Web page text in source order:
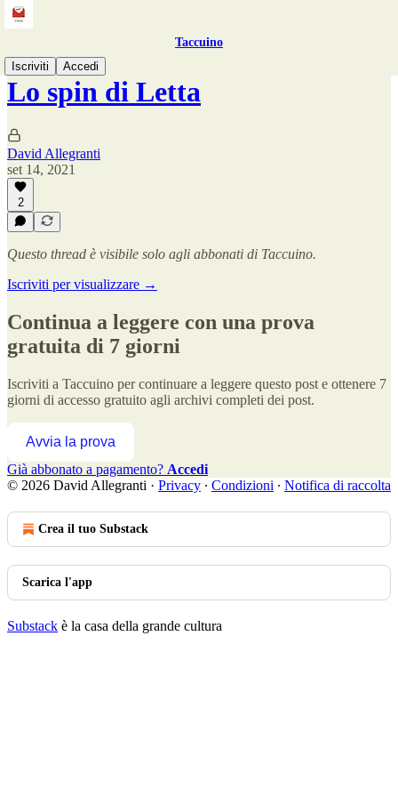
Taccuino
Iscriviti
Accedi
Lo spin di Letta
David Allegranti
set 14, 2021
2
Questo thread è visibile solo agli abbonati di Taccuino.
Iscriviti per visualizzare →
Continua a leggere con una prova
gratuita di 7 giorni
Iscriviti a Taccuino per continuare a leggere questo post e ottenere 7
giorni di accesso gratuito agli archivi completi dei post.
Avvia la prova
Già abbonato a pagamento? Accedi
© 2026 David Allegranti · Privacy ∙ Condizioni ∙ Notifica di raccolta
Crea il tuo Substack
Scarica l'app
Substack è la casa della grande cultura